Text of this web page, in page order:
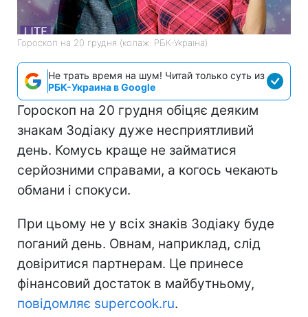
Гороскоп на 20 грудня (колаж: РБК-Україна)
Не трать время на шум! Читай только суть из
РБК-Украина в Google
Гороскоп на 20 грудня обіцяє деяким
знакам Зодіаку дуже несприятливий
день. Комусь краще не займатися
серйозними справами, а когось чекають
обмани і спокуси.
При цьому не у всіх знаків Зодіаку буде
поганий день. Овнам, наприклад, слід
довіритися партнерам. Це принесе
фінансовий достаток в майбутньому,
повідомляє supercook.ru.